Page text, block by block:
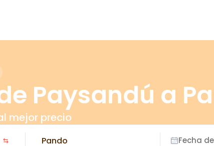
Paysandú a
mejor precio
Fecha